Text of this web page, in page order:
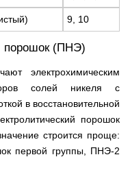
9, 10
порошок (ПНЭ)
электрохимическим
солей никеля с
в восстановительной
порошок
строится проще:
первой группы, ПНЭ-2